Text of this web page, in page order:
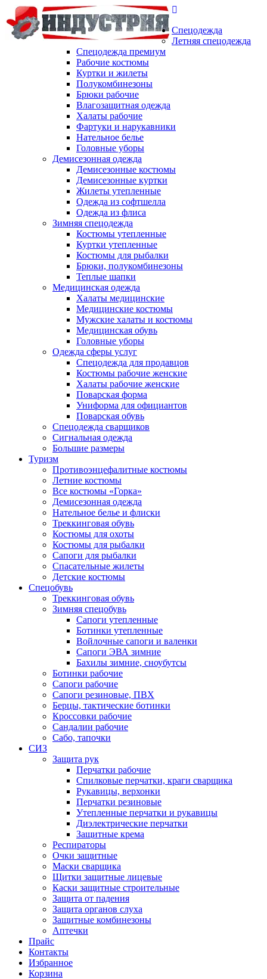
Спецодежда
Летняя спецодежда
Спецодежда премиум
Рабочие костюмы
Куртки и жилеты
Полукомбинезоны
Брюки рабочие
Влагозащитная одежда
Халаты рабочие
Фартуки и нарукавники
Нательное белье
Головные уборы
Демисезонная одежда
Демисезонные костюмы
Демисезонные куртки
Жилеты утепленные
Одежда из софтшелла
Одежда из флиса
Зимняя спецодежда
Костюмы утепленные
Куртки утепленные
Костюмы для рыбалки
Брюки, полукомбинезоны
Теплые шапки
Медицинская одежда
Халаты медицинские
Медицинские костюмы
Мужские халаты и костюмы
Медицинская обувь
Головные уборы
Одежда сферы услуг
Спецодежда для продавцов
Костюмы рабочие женские
Халаты рабочие женские
Поварская форма
Униформа для официантов
Поварская обувь
Спецодежда сварщиков
Сигнальная одежда
Большие размеры
Туризм
Противоэнцефалитные костюмы
Летние костюмы
Все костюмы «Горка»
Демисезонная одежда
Нательное белье и флиски
Треккинговая обувь
Костюмы для охоты
Костюмы для рыбалки
Сапоги для рыбалки
Спасательные жилеты
Детские костюмы
Спецобувь
Треккинговая обувь
Зимняя спецобувь
Сапоги утепленные
Ботинки утепленные
Войлочные сапоги и валенки
Сапоги ЭВА зимние
Бахилы зимние, сноубутсы
Ботинки рабочие
Сапоги рабочие
Сапоги резиновые, ПВХ
Берцы, тактические ботинки
Кроссовки рабочие
Сандалии рабочие
Сабо, тапочки
СИЗ
Защита рук
Перчатки рабочие
Спилковые перчатки, краги сварщика
Рукавицы, верхонки
Перчатки резиновые
Утепленные перчатки и рукавицы
Диэлектрические перчатки
Защитные крема
Респираторы
Очки защитные
Маски сварщика
Щитки защитные лицевые
Каски защитные строительные
Защита от падения
Защита органов слуха
Защитные комбинезоны
Аптечки
Прайс
Контакты
Избранное
Корзина